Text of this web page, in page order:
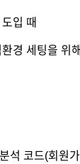
입 때
경 세팅을 위해
석 코드(회원